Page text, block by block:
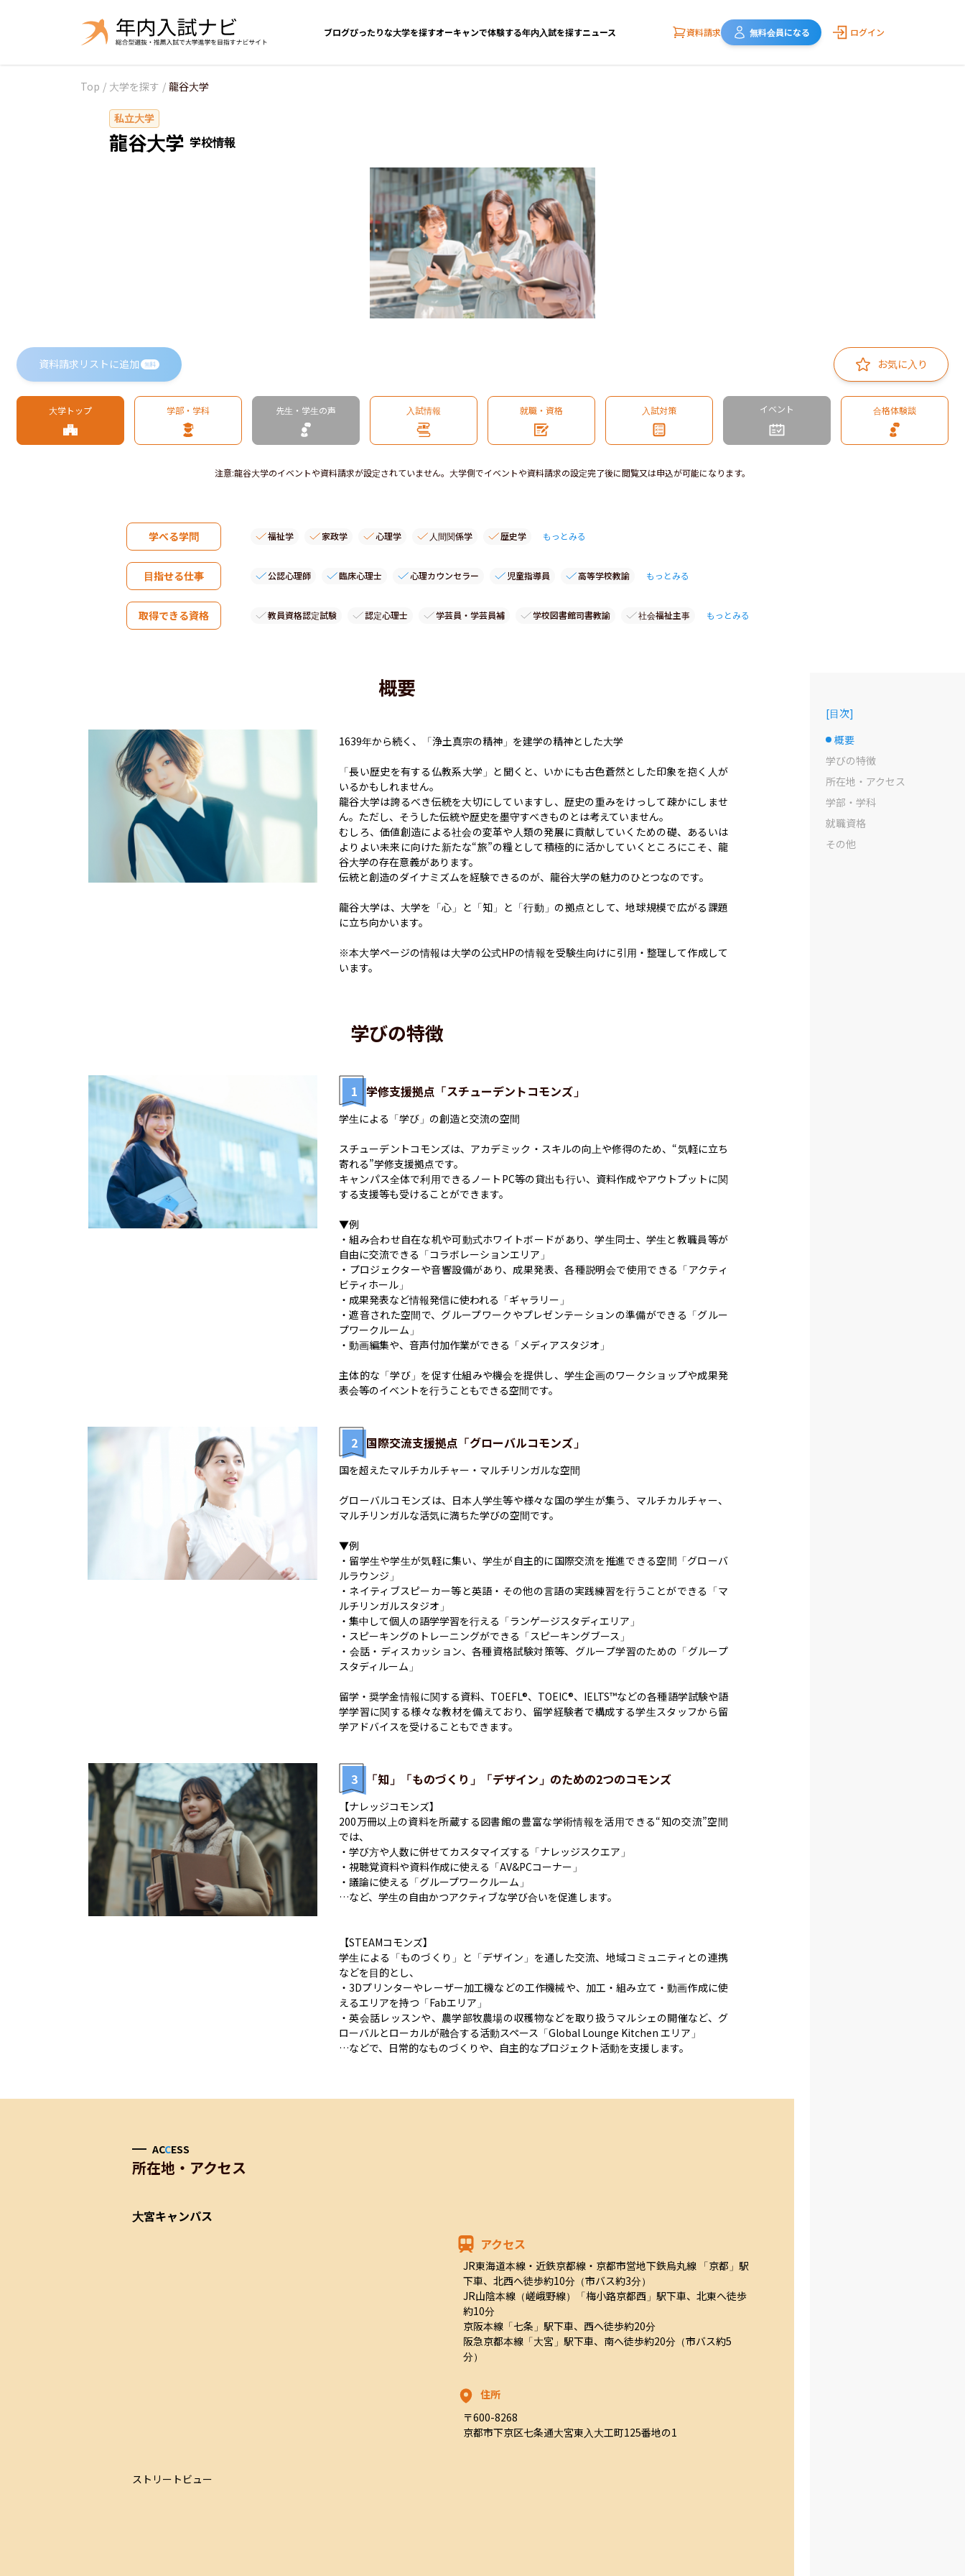
ブログぴったりな大学を探すオーキャンで体験する年内入試を探すニュース 資料請求 無料会員になる ログイン
Top / 大学を探す / 龍谷大学
私立大学
龍谷大学 学校情報
資料請求リストに追加 無料 お気に入り
大学トップ 学部・学科 先生・学生の声 入試情報 就職・資格 入試対策 イベント 合格体験談
注意:龍谷大学のイベントや資料請求が設定されていません。大学側でイベントや資料請求の設定完了後に閲覧又は申込が可能になります。
学べる学問 福祉学 家政学 心理学 人間関係学 歴史学 もっとみる
目指せる仕事 公認心理師 臨床心理士 心理カウンセラー 児童指導員 高等学校教諭 もっとみる
取得できる資格 教員資格認定試験 認定心理士 学芸員・学芸員補 学校図書館司書教諭 社会福祉主事 もっとみる
概要
1639年から続く、「浄土真宗の精神」を建学の精神とした大学
「長い歴史を有する仏教系大学」と聞くと、いかにも古色蒼然とした印象を抱く人が
いるかもしれません。
龍谷大学は誇るべき伝統を大切にしていますし、歴史の重みをけっして疎かにしませ
ん。ただし、そうした伝統や歴史を墨守すべきものとは考えていません。
むしろ、価値創造による社会の変革や人類の発展に貢献していくための礎、あるいは
よりよい未来に向けた新たな“旅”の糧として積極的に活かしていくところにこそ、龍
谷大学の存在意義があります。
伝統と創造のダイナミズムを経験できるのが、龍谷大学の魅力のひとつなのです。
龍谷大学は、大学を「心」と「知」と「行動」の拠点として、地球規模で広がる課題
に立ち向かいます。
※本大学ページの情報は大学の公式HPの情報を受験生向けに引用・整理して作成して
います。
学びの特徴
1 学修支援拠点「スチューデントコモンズ」
学生による「学び」の創造と交流の空間
スチューデントコモンズは、アカデミック・スキルの向上や修得のため、“気軽に立ち
寄れる”学修支援拠点です。
キャンパス全体で利用できるノートPC等の貸出も行い、資料作成やアウトプットに関
する支援等も受けることができます。
▼例
・組み合わせ自在な机や可動式ホワイトボードがあり、学生同士、学生と教職員等が
自由に交流できる「コラボレーションエリア」
・プロジェクターや音響設備があり、成果発表、各種説明会で使用できる「アクティ
ビティホール」
・成果発表など情報発信に使われる「ギャラリー」
・遮音された空間で、グループワークやプレゼンテーションの準備ができる「グルー
プワークルーム」
・動画編集や、音声付加作業ができる「メディアスタジオ」
主体的な「学び」を促す仕組みや機会を提供し、学生企画のワークショップや成果発
表会等のイベントを行うこともできる空間です。
2 国際交流支援拠点「グローバルコモンズ」
国を超えたマルチカルチャー・マルチリンガルな空間
グローバルコモンズは、日本人学生等や様々な国の学生が集う、マルチカルチャー、
マルチリンガルな活気に満ちた学びの空間です。
▼例
・留学生や学生が気軽に集い、学生が自主的に国際交流を推進できる空間「グローバ
ルラウンジ」
・ネイティブスピーカー等と英語・その他の言語の実践練習を行うことができる「マ
ルチリンガルスタジオ」
・集中して個人の語学学習を行える「ランゲージスタディエリア」
・スピーキングのトレーニングができる「スピーキングブース」
・会話・ディスカッション、各種資格試験対策等、グループ学習のための「グループ
スタディルーム」
留学・奨学金情報に関する資料、TOEFL®、TOEIC®、IELTS™などの各種語学試験や語
学学習に関する様々な教材を備えており、留学経験者で構成する学生スタッフから留
学アドバイスを受けることもできます。
3 「知」「ものづくり」「デザイン」のための2つのコモンズ
【ナレッジコモンズ】
200万冊以上の資料を所蔵する図書館の豊富な学術情報を活用できる“知の交流”空間
では、
・学び方や人数に併せてカスタマイズする「ナレッジスクエア」
・視聴覚資料や資料作成に使える「AV&PCコーナー」
・議論に使える「グループワークルーム」
…など、学生の自由かつアクティブな学び合いを促進します。
【STEAMコモンズ】
学生による「ものづくり」と「デザイン」を通した交流、地域コミュニティとの連携
などを目的とし、
・3Dプリンターやレーザー加工機などの工作機械や、加工・組み立て・動画作成に使
えるエリアを持つ「Fabエリア」
・英会話レッスンや、農学部牧農場の収穫物などを取り扱うマルシェの開催など、グ
ローバルとローカルが融合する活動スペース「Global Lounge Kitchen エリア」
…などで、日常的なものづくりや、自主的なプロジェクト活動を支援します。
ACCESS
所在地・アクセス
大宮キャンパス
アクセス
JR東海道本線・近鉄京都線・京都市営地下鉄烏丸線 「京都」駅
下車、北西へ徒歩約10分（市バス約3分）
JR山陰本線（嵯峨野線）「梅小路京都西」駅下車、北東へ徒歩
約10分
京阪本線「七条」駅下車、西へ徒歩約20分
阪急京都本線「大宮」駅下車、南へ徒歩約20分（市バス約5
分）
住所
〒600-8268
京都市下京区七条通大宮東入大工町125番地の1
ストリートビュー
[目次]
選択中のドット
概要
学びの特徴
所在地・アクセス
学部・学科
就職資格
その他